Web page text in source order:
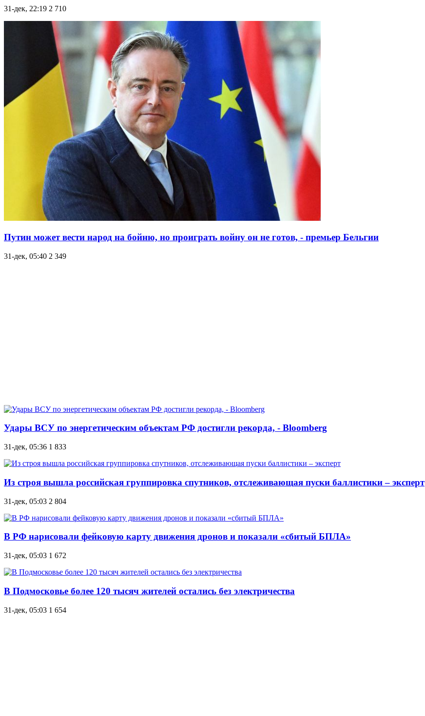
31-дек, 22:19 2 710
Путин может вести народ на бойню, но проиграть войну он не готов, - премьер Бельгии
31-дек, 05:40 2 349
Удары ВСУ по энергетическим объектам РФ достигли рекорда, - Bloomberg
31-дек, 05:36 1 833
Из строя вышла российская группировка спутников, отслеживающая пуски баллистики – эксперт
31-дек, 05:03 2 804
В РФ нарисовали фейковую карту движения дронов и показали «сбитый БПЛА»
31-дек, 05:03 1 672
В Подмосковье более 120 тысяч жителей остались без электричества
31-дек, 05:03 1 654